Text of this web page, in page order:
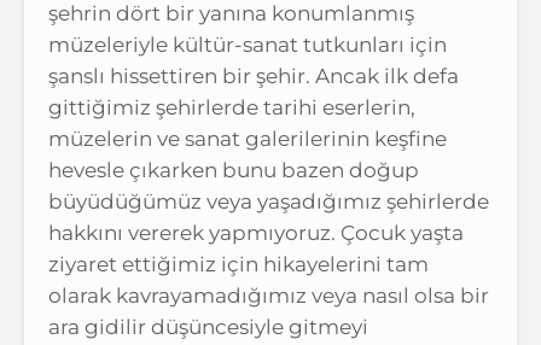
şehrin dört bir yanına konumlanmış
müzeleriyle kültür-sanat tutkunları için
şanslı hissettiren bir şehir. Ancak ilk defa
gittiğimiz şehirlerde tarihi eserlerin,
müzelerin ve sanat galerilerinin keşfine
hevesle çıkarken bunu bazen doğup
büyüdüğümüz veya yaşadığımız şehirlerde
hakkını vererek yapmıyoruz. Çocuk yaşta
ziyaret ettiğimiz için hikayelerini tam
olarak kavrayamadığımız veya nasıl olsa bir
ara gidilir düşüncesiyle gitmeyi